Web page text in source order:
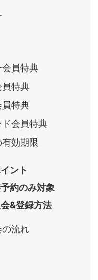
員特典
員特典
員特典
ド会員特典
効期限
ント
約のみ対象
&登録方法
の流れ